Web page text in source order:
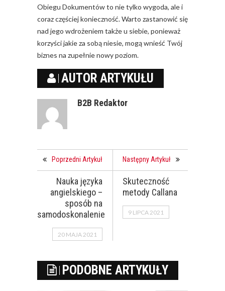
Obiegu Dokumentów to nie tylko wygoda, ale i
coraz częściej konieczność. Warto zastanowić się
nad jego wdrożeniem także u siebie, ponieważ
korzyści jakie za sobą niesie, mogą wnieść Twój
biznes na zupełnie nowy poziom.
AUTOR ARTYKUŁU
B2B Redaktor
Poprzedni Artykuł
Nauka języka
angielskiego –
sposób na
samodoskonalenie
20 MAJA 2021
Następny Artykuł
Skuteczność
metody Callana
9 LIPCA 2021
PODOBNE ARTYKUŁY